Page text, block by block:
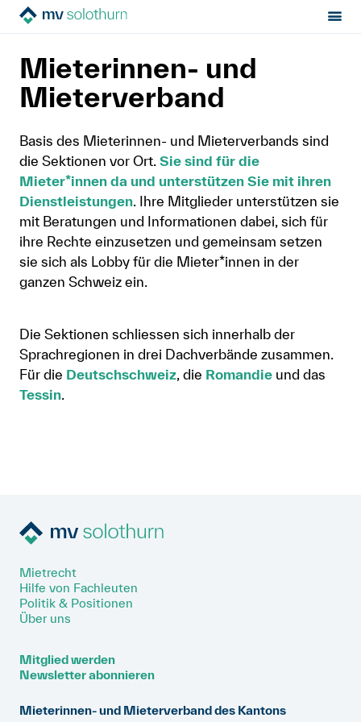
Mietrecht
Politik & Positionen
Über uns
Newsletter
Anmelden
Mieterinnen- und
Mieterverband
Basis des Mieterinnen- und Mieterverbands sind
die Sektionen vor Ort. Sie sind für die
Mieter*innen da und unterstützen Sie mit ihren
Dienstleistungen. Ihre Mitglieder unterstützen sie
mit Beratungen und Informationen dabei, sich für
ihre Rechte einzusetzen und gemeinsam setzen
sie sich als Lobby für die Mieter*innen in der
ganzen Schweiz ein.
Die Sektionen schliessen sich innerhalb der
Sprachregionen in drei Dachverbände zusammen.
Für die Deutschschweiz, die Romandie und das
Tessin.
Mietrecht
Hilfe von Fachleuten
Politik & Positionen
Über uns
Mitglied werden
Newsletter abonnieren
Mieterinnen- und Mieterverband des Kantons